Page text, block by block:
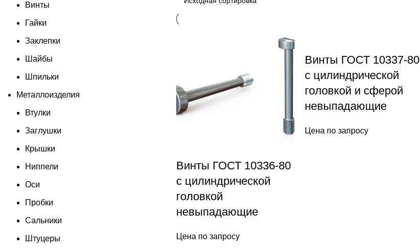
Винты
Гайки
Заклепки
Шайбы
Шпильки
Металлоизделия
Втулки
Заглушки
Крышки
Ниппели
Оси
Пробки
Сальники
Штуцеры
Винты ГОСТ 10336-80
с цилиндрической
головкой
невыпадающие
Цена по запросу
Винты ГОСТ 10337-80
с цилиндрической
головкой и сферой
невыпадающие
Цена по запросу